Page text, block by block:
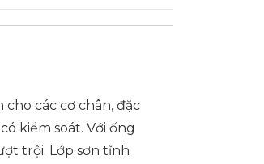
các cơ chân, đặc
kiểm soát. Với ống
trội. Lớp sơn tĩnh